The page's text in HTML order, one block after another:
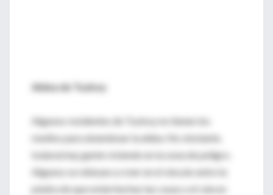
Aldea de Tuzkoy
Algunos residentes de Tuzkoy no tienen los
medios para abandonar la aldea. No obstante,
todavía hay gente viviendo en la zona de peligro.
Algunos se rehúsan a creer en el vínculo entre la
piedra de que están hechas las casas y el cáncer.